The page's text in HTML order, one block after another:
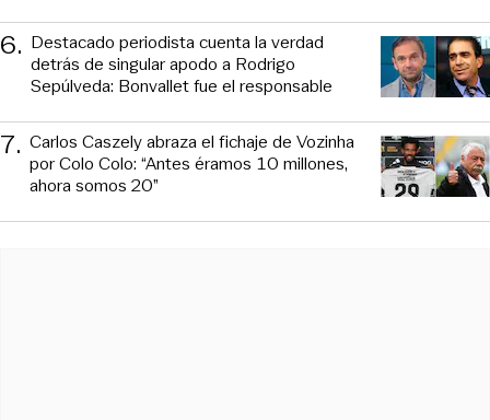
6. Destacado periodista cuenta la verdad
detrás de singular apodo a Rodrigo
Sepúlveda: Bonvallet fue el responsable
7. Carlos Caszely abraza el fichaje de Vozinha
por Colo Colo: “Antes éramos 10 millones,
ahora somos 20”